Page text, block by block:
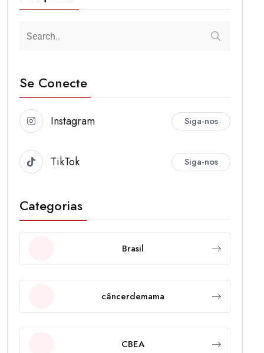
Se Conecte
Instagram Siga-nos
TikTok Siga-nos
Categorias
Brasil
câncerdemama
CBEA